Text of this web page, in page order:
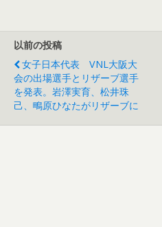
以前の投稿
女子日本代表 VNL大阪大
会の出場選手とリザーブ選手
を発表。岩澤実育、松井珠
己、鴫原ひなたがリザーブに